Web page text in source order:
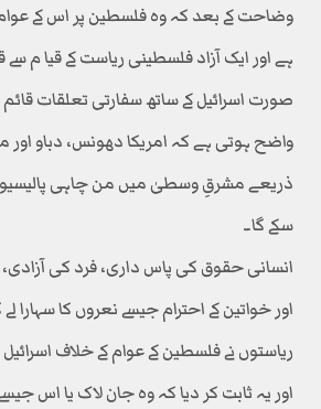
وضاحت کے بعد کہ وہ فلسطین پر اس کے
ہے اور ایک آزاد فلسطینی ریاست کے قیا م
صورت اسرائیل کے ساتھ سفارتی تعلقات
واضح ہوتی ہے کہ امریکا دھونس، دباو اور
ذریعے مشرقِ وسطیٰ میں من چاہی
سکے گا۔
انسانی حقوق کی پاس داری، فرد کی آزادی،
اور خواتین کے احترام جیسے نعروں کا سہارا
ریاستوں نے فلسطین کے عوام کے خلاف
اور یہ ثابت کر دیا کہ وہ جان لاک یا اس